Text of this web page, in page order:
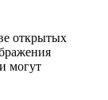
открытых
могут